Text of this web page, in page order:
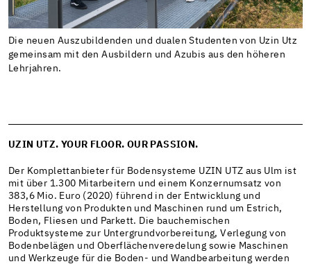
Die neuen Auszubildenden und dualen Studenten von Uzin Utz
gemeinsam mit den Ausbildern und Azubis aus den höheren
Lehrjahren.
UZIN UTZ. YOUR FLOOR. OUR PASSION.
Der Komplettanbieter für Bodensysteme UZIN UTZ aus Ulm ist
mit über 1.300 Mitarbeitern und einem Konzernumsatz von
383,6 Mio. Euro (2020) führend in der Entwicklung und
Herstellung von Produkten und Maschinen rund um Estrich,
Boden, Fliesen und Parkett. Die bauchemischen
Produktsysteme zur Untergrundvorbereitung, Verlegung von
Bodenbelägen und Oberflächenveredelung sowie Maschinen
und Werkzeuge für die Boden- und Wandbearbeitung werden